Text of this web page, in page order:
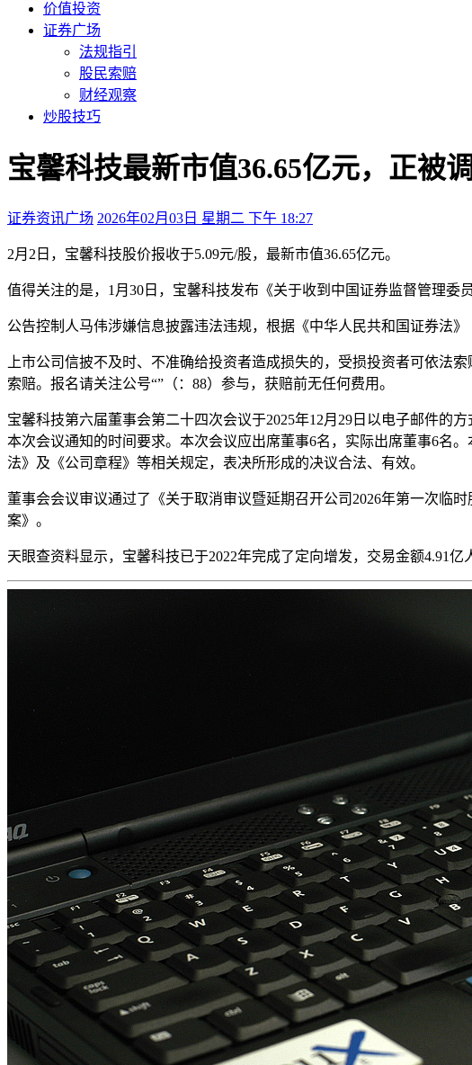
价值投资
证券广场
法规指引
股民索赔
财经观察
炒股技巧
宝馨科技最新市值36.65亿元，正被
证券资讯广场 2026年02月03日 星期二 下午 18:27
2月2日，宝馨科技股价报收于5.09元/股，最新市值36.65亿元。
值得关注的是，1月30日，宝馨科技发布《关于收到中国证券监督管理委
公告控制人马伟涉嫌信息披露违法违规，根据《中华人民共和国证券法
上市公司信披不及时、不准确给投资者造成损失的，受损投资者可依法
索赔。报名请关注公号“”（：88）参与，获赔前无任何费用。
宝馨科技第六届董事会第二十四次会议于2025年12月29日以电子邮件的
本次会议通知的时间要求。本次会议应出席董事6名，实际出席董事6名
法》及《公司章程》等相关规定，表决所形成的决议合法、有效。
董事会会议审议通过了《关于取消审议暨延期召开公司2026年第一次临
案》。
天眼查资料显示，宝馨科技已于2022年完成了定向增发，交易金额4.91亿